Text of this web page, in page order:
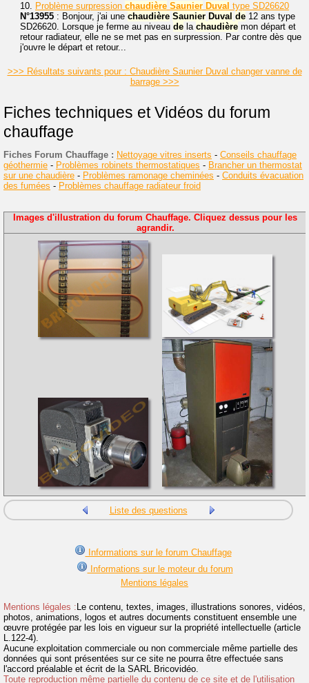
10. Problème surpression chaudière Saunier Duval type SD26620
N°13955 : Bonjour, j'ai une chaudière Saunier Duval de 12 ans type
SD26620. Lorsque je ferme au niveau de la chaudière mon départ et
retour radiateur, elle ne se met pas en surpression. Par contre dès que
j'ouvre le départ et retour...
>>> Résultats suivants pour : Chaudière Saunier Duval changer vanne de
barrage >>>
Fiches techniques et Vidéos du forum
chauffage
Fiches Forum Chauffage : Nettoyage vitres inserts - Conseils chauffage
géothermie - Problèmes robinets thermostatiques - Brancher un thermostat
sur une chaudière - Problèmes ramonage cheminées - Conduits évacuation
des fumées - Problèmes chauffage radiateur froid
Images d'illustration du forum Chauffage. Cliquez dessus pour les
agrandir.
Liste des questions
Informations sur le forum Chauffage
Informations sur le moteur du forum
Mentions légales
Mentions légales : Le contenu, textes, images, illustrations sonores, vidéos,
photos, animations, logos et autres documents constituent ensemble une
œuvre protégée par les lois en vigueur sur la propriété intellectuelle (article
L.122-4).
Aucune exploitation commerciale ou non commerciale même partielle des
données qui sont présentées sur ce site ne pourra être effectuée sans
l'accord préalable et écrit de la SARL Bricovidéo.
Toute reproduction même partielle du contenu de ce site et de l'utilisation